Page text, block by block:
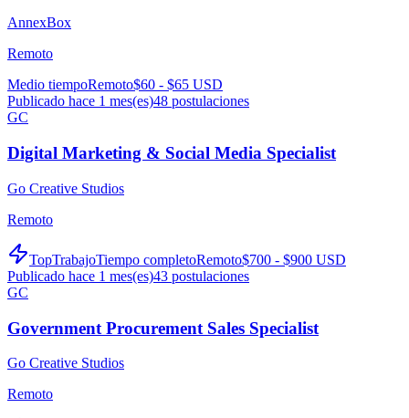
AnnexBox
Remoto
Medio tiempoRemoto$60 - $65 USD
Publicado hace 1 mes(es)48 postulaciones
GC
Digital Marketing & Social Media Specialist
Go Creative Studios
Remoto
TopTrabajoTiempo completoRemoto$700 - $900 USD
Publicado hace 1 mes(es)43 postulaciones
GC
Government Procurement Sales Specialist
Go Creative Studios
Remoto